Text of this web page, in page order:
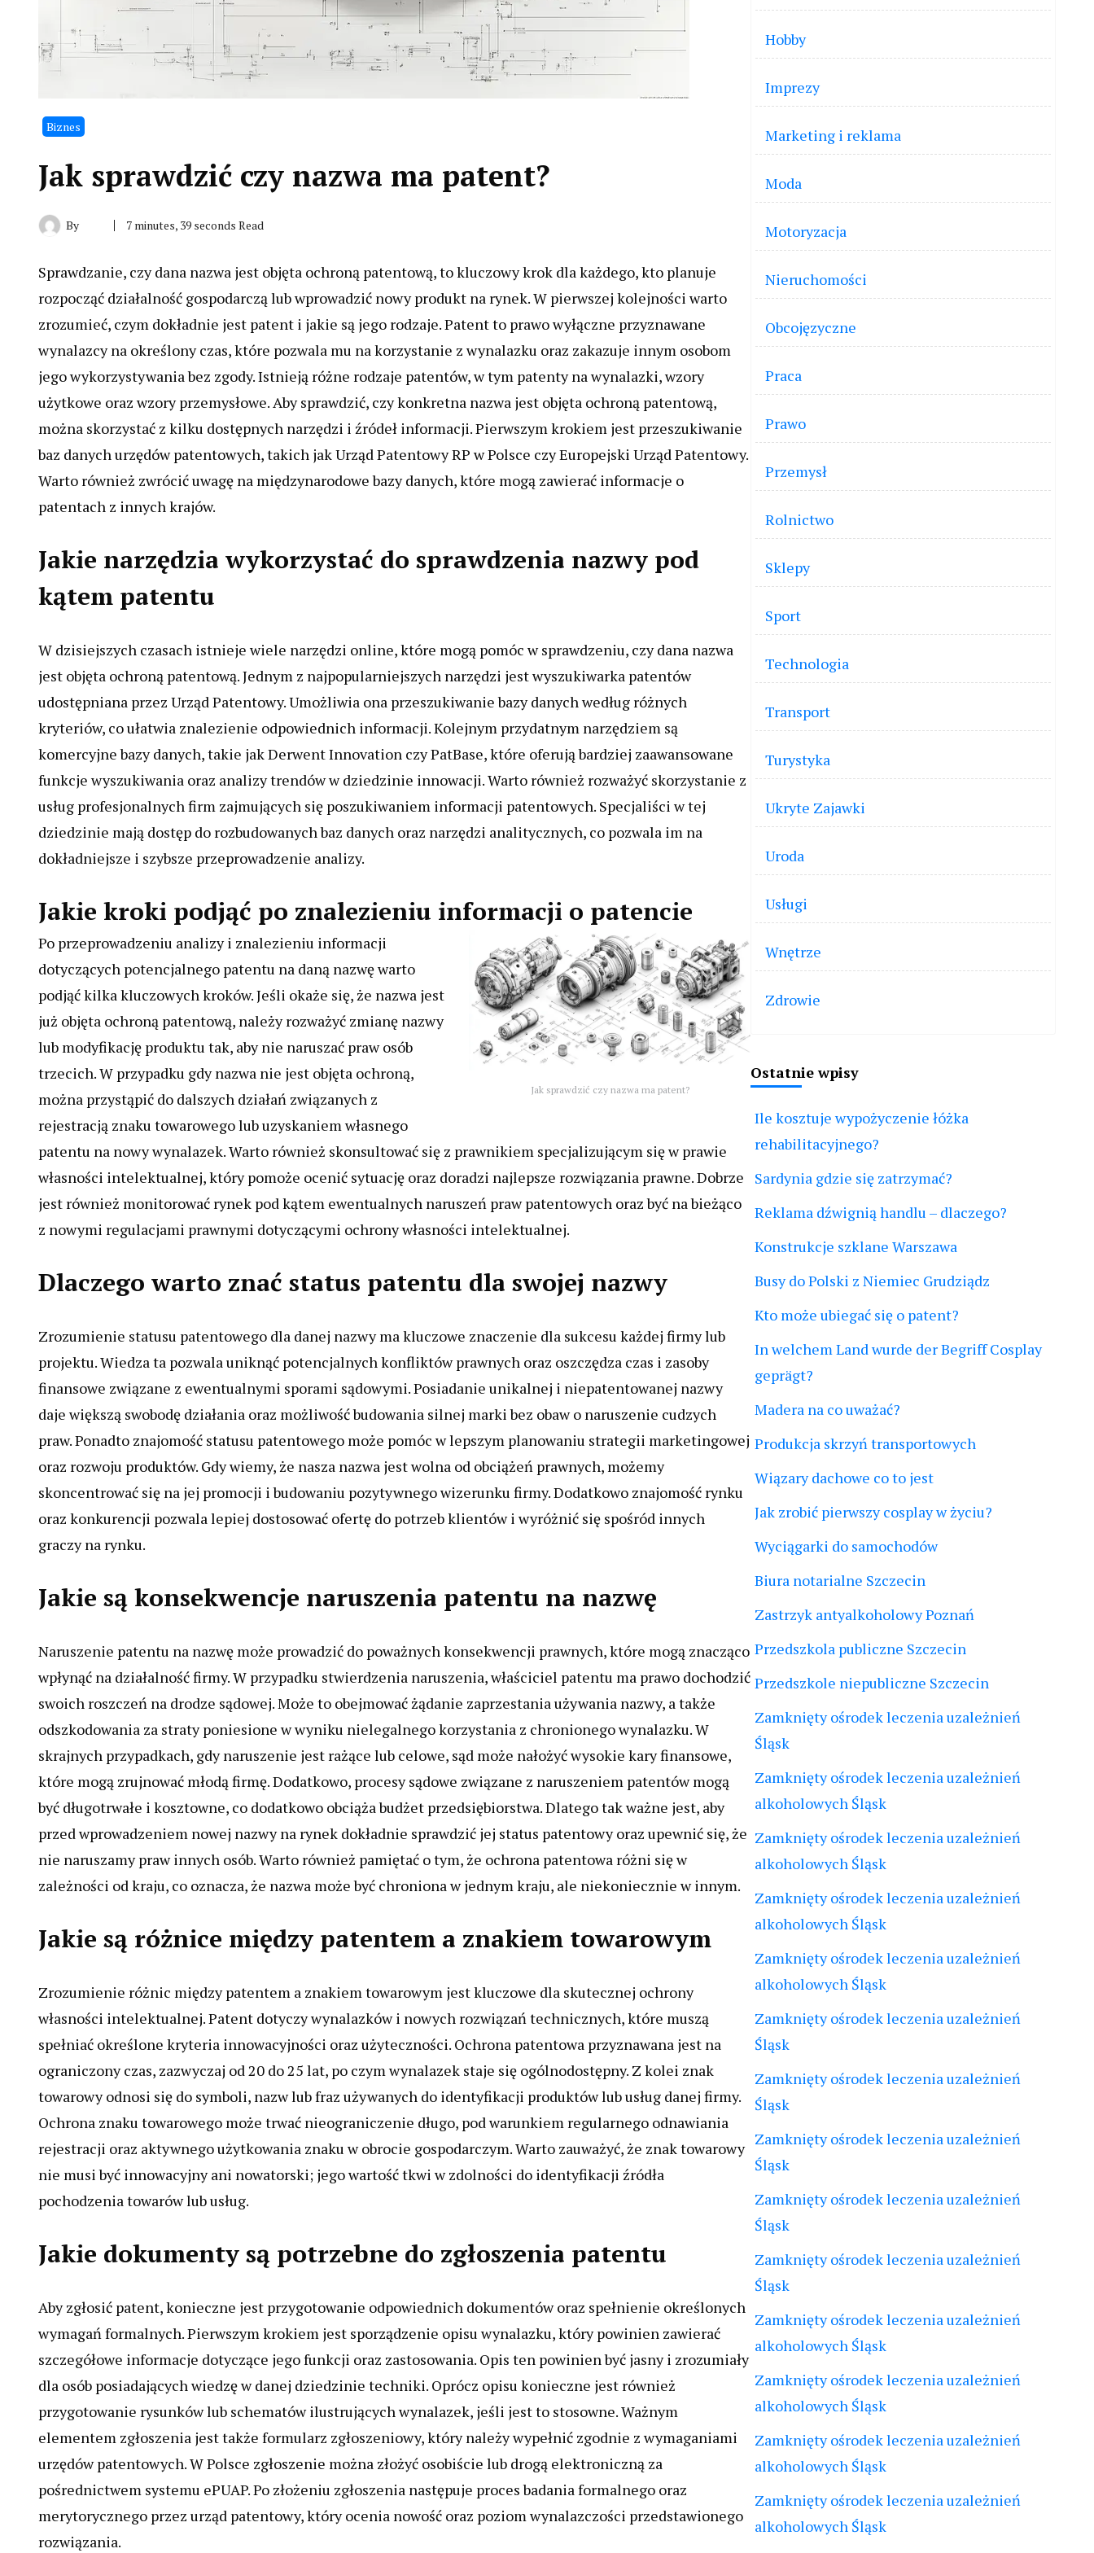
Biznes
Jak sprawdzić czy nazwa ma patent?
By 7 minutes, 39 seconds Read
Sprawdzanie, czy dana nazwa jest objęta ochroną patentową, to kluczowy krok dla każdego, kto planuje
rozpocząć działalność gospodarczą lub wprowadzić nowy produkt na rynek. W pierwszej kolejności warto
zrozumieć, czym dokładnie jest patent i jakie są jego rodzaje. Patent to prawo wyłączne przyznawane
wynalazcy na określony czas, które pozwala mu na korzystanie z wynalazku oraz zakazuje innym osobom
jego wykorzystywania bez zgody. Istnieją różne rodzaje patentów, w tym patenty na wynalazki, wzory
użytkowe oraz wzory przemysłowe. Aby sprawdzić, czy konkretna nazwa jest objęta ochroną patentową,
można skorzystać z kilku dostępnych narzędzi i źródeł informacji. Pierwszym krokiem jest przeszukiwanie
baz danych urzędów patentowych, takich jak Urząd Patentowy RP w Polsce czy Europejski Urząd Patentowy.
Warto również zwrócić uwagę na międzynarodowe bazy danych, które mogą zawierać informacje o
patentach z innych krajów.
Jakie narzędzia wykorzystać do sprawdzenia nazwy pod
kątem patentu
W dzisiejszych czasach istnieje wiele narzędzi online, które mogą pomóc w sprawdzeniu, czy dana nazwa
jest objęta ochroną patentową. Jednym z najpopularniejszych narzędzi jest wyszukiwarka patentów
udostępniana przez Urząd Patentowy. Umożliwia ona przeszukiwanie bazy danych według różnych
kryteriów, co ułatwia znalezienie odpowiednich informacji. Kolejnym przydatnym narzędziem są
komercyjne bazy danych, takie jak Derwent Innovation czy PatBase, które oferują bardziej zaawansowane
funkcje wyszukiwania oraz analizy trendów w dziedzinie innowacji. Warto również rozważyć skorzystanie z
usług profesjonalnych firm zajmujących się poszukiwaniem informacji patentowych. Specjaliści w tej
dziedzinie mają dostęp do rozbudowanych baz danych oraz narzędzi analitycznych, co pozwala im na
dokładniejsze i szybsze przeprowadzenie analizy.
Jakie kroki podjąć po znalezieniu informacji o patencie
Jak sprawdzić czy nazwa ma patent?
Po przeprowadzeniu analizy i znalezieniu informacji
dotyczących potencjalnego patentu na daną nazwę warto
podjąć kilka kluczowych kroków. Jeśli okaże się, że nazwa jest
już objęta ochroną patentową, należy rozważyć zmianę nazwy
lub modyfikację produktu tak, aby nie naruszać praw osób
trzecich. W przypadku gdy nazwa nie jest objęta ochroną,
można przystąpić do dalszych działań związanych z
rejestracją znaku towarowego lub uzyskaniem własnego
patentu na nowy wynalazek. Warto również skonsultować się z prawnikiem specjalizującym się w prawie
własności intelektualnej, który pomoże ocenić sytuację oraz doradzi najlepsze rozwiązania prawne. Dobrze
jest również monitorować rynek pod kątem ewentualnych naruszeń praw patentowych oraz być na bieżąco
z nowymi regulacjami prawnymi dotyczącymi ochrony własności intelektualnej.
Dlaczego warto znać status patentu dla swojej nazwy
Zrozumienie statusu patentowego dla danej nazwy ma kluczowe znaczenie dla sukcesu każdej firmy lub
projektu. Wiedza ta pozwala uniknąć potencjalnych konfliktów prawnych oraz oszczędza czas i zasoby
finansowe związane z ewentualnymi sporami sądowymi. Posiadanie unikalnej i niepatentowanej nazwy
daje większą swobodę działania oraz możliwość budowania silnej marki bez obaw o naruszenie cudzych
praw. Ponadto znajomość statusu patentowego może pomóc w lepszym planowaniu strategii marketingowej
oraz rozwoju produktów. Gdy wiemy, że nasza nazwa jest wolna od obciążeń prawnych, możemy
skoncentrować się na jej promocji i budowaniu pozytywnego wizerunku firmy. Dodatkowo znajomość rynku
oraz konkurencji pozwala lepiej dostosować ofertę do potrzeb klientów i wyróżnić się spośród innych
graczy na rynku.
Jakie są konsekwencje naruszenia patentu na nazwę
Naruszenie patentu na nazwę może prowadzić do poważnych konsekwencji prawnych, które mogą znacząco
wpłynąć na działalność firmy. W przypadku stwierdzenia naruszenia, właściciel patentu ma prawo dochodzić
swoich roszczeń na drodze sądowej. Może to obejmować żądanie zaprzestania używania nazwy, a także
odszkodowania za straty poniesione w wyniku nielegalnego korzystania z chronionego wynalazku. W
skrajnych przypadkach, gdy naruszenie jest rażące lub celowe, sąd może nałożyć wysokie kary finansowe,
które mogą zrujnować młodą firmę. Dodatkowo, procesy sądowe związane z naruszeniem patentów mogą
być długotrwałe i kosztowne, co dodatkowo obciąża budżet przedsiębiorstwa. Dlatego tak ważne jest, aby
przed wprowadzeniem nowej nazwy na rynek dokładnie sprawdzić jej status patentowy oraz upewnić się, że
nie naruszamy praw innych osób. Warto również pamiętać o tym, że ochrona patentowa różni się w
zależności od kraju, co oznacza, że nazwa może być chroniona w jednym kraju, ale niekoniecznie w innym.
Jakie są różnice między patentem a znakiem towarowym
Zrozumienie różnic między patentem a znakiem towarowym jest kluczowe dla skutecznej ochrony
własności intelektualnej. Patent dotyczy wynalazków i nowych rozwiązań technicznych, które muszą
spełniać określone kryteria innowacyjności oraz użyteczności. Ochrona patentowa przyznawana jest na
ograniczony czas, zazwyczaj od 20 do 25 lat, po czym wynalazek staje się ogólnodostępny. Z kolei znak
towarowy odnosi się do symboli, nazw lub fraz używanych do identyfikacji produktów lub usług danej firmy.
Ochrona znaku towarowego może trwać nieograniczenie długo, pod warunkiem regularnego odnawiania
rejestracji oraz aktywnego użytkowania znaku w obrocie gospodarczym. Warto zauważyć, że znak towarowy
nie musi być innowacyjny ani nowatorski; jego wartość tkwi w zdolności do identyfikacji źródła
pochodzenia towarów lub usług.
Jakie dokumenty są potrzebne do zgłoszenia patentu
Aby zgłosić patent, konieczne jest przygotowanie odpowiednich dokumentów oraz spełnienie określonych
wymagań formalnych. Pierwszym krokiem jest sporządzenie opisu wynalazku, który powinien zawierać
szczegółowe informacje dotyczące jego funkcji oraz zastosowania. Opis ten powinien być jasny i zrozumiały
dla osób posiadających wiedzę w danej dziedzinie techniki. Oprócz opisu konieczne jest również
przygotowanie rysunków lub schematów ilustrujących wynalazek, jeśli jest to stosowne. Ważnym
elementem zgłoszenia jest także formularz zgłoszeniowy, który należy wypełnić zgodnie z wymaganiami
urzędów patentowych. W Polsce zgłoszenie można złożyć osobiście lub drogą elektroniczną za
pośrednictwem systemu ePUAP. Po złożeniu zgłoszenia następuje proces badania formalnego oraz
merytorycznego przez urząd patentowy, który ocenia nowość oraz poziom wynalazczości przedstawionego
rozwiązania.
Hobby
Imprezy
Marketing i reklama
Moda
Motoryzacja
Nieruchomości
Obcojęzyczne
Praca
Prawo
Przemysł
Rolnictwo
Sklepy
Sport
Technologia
Transport
Turystyka
Ukryte Zajawki
Uroda
Usługi
Wnętrze
Zdrowie
Ostatnie wpisy
Ile kosztuje wypożyczenie łóżka
rehabilitacyjnego?
Sardynia gdzie się zatrzymać?
Reklama dźwignią handlu – dlaczego?
Konstrukcje szklane Warszawa
Busy do Polski z Niemiec Grudziądz
Kto może ubiegać się o patent?
In welchem Land wurde der Begriff Cosplay
geprägt?
Madera na co uważać?
Produkcja skrzyń transportowych
Wiązary dachowe co to jest
Jak zrobić pierwszy cosplay w życiu?
Wyciągarki do samochodów
Biura notarialne Szczecin
Zastrzyk antyalkoholowy Poznań
Przedszkola publiczne Szczecin
Przedszkole niepubliczne Szczecin
Zamknięty ośrodek leczenia uzależnień
Śląsk
Zamknięty ośrodek leczenia uzależnień
alkoholowych Śląsk
Zamknięty ośrodek leczenia uzależnień
alkoholowych Śląsk
Zamknięty ośrodek leczenia uzależnień
alkoholowych Śląsk
Zamknięty ośrodek leczenia uzależnień
alkoholowych Śląsk
Zamknięty ośrodek leczenia uzależnień
Śląsk
Zamknięty ośrodek leczenia uzależnień
Śląsk
Zamknięty ośrodek leczenia uzależnień
Śląsk
Zamknięty ośrodek leczenia uzależnień
Śląsk
Zamknięty ośrodek leczenia uzależnień
Śląsk
Zamknięty ośrodek leczenia uzależnień
alkoholowych Śląsk
Zamknięty ośrodek leczenia uzależnień
alkoholowych Śląsk
Zamknięty ośrodek leczenia uzależnień
alkoholowych Śląsk
Zamknięty ośrodek leczenia uzależnień
alkoholowych Śląsk